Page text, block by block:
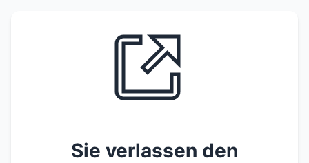
Sie verlassen den